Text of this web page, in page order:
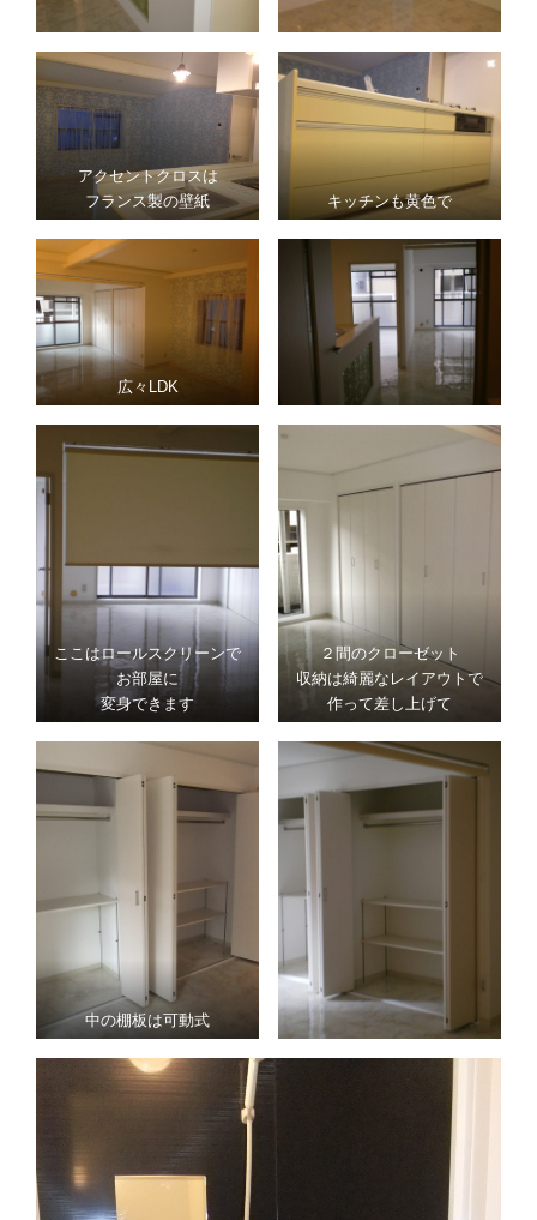
アクセントクロスは
フランス製の壁紙
キッチンも黄色で
広々LDK
ここはロールスクリーンで
お部屋に
変身できます
２間のクローゼット
収納は綺麗なレイアウトで
作って差し上げて
中の棚板は可動式